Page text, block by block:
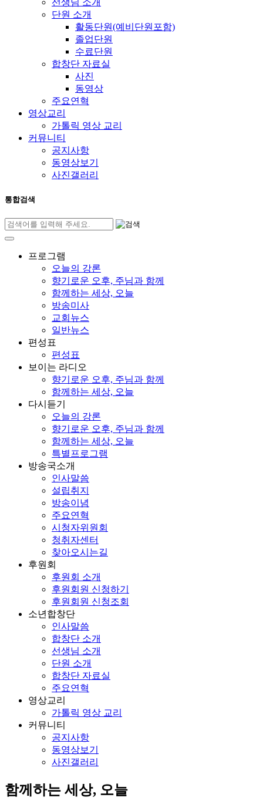
단원 소개
활동단원(예비단원포함)
졸업단원
수료단원
합창단 자료실
사진
동영상
주요연혁
영상교리
가톨릭 영상 교리
커뮤니티
공지사항
동영상보기
사진갤러리
통합검색
프로그램
오늘의 강론
향기로운 오후, 주님과 함께
함께하는 세상, 오늘
방송미사
교회뉴스
일반뉴스
편성표
편성표
보이는 라디오
향기로운 오후, 주님과 함께
함께하는 세상, 오늘
다시듣기
오늘의 강론
향기로운 오후, 주님과 함께
함께하는 세상, 오늘
특별프로그램
방송국소개
인사말씀
설립취지
방송이념
주요연혁
시청자위원회
청취자센터
찾아오시는길
후원회
후원회 소개
후원회원 신청하기
후원회원 신청조회
소년합창단
인사말씀
합창단 소개
선생님 소개
단원 소개
합창단 자료실
주요연혁
영상교리
가톨릭 영상 교리
커뮤니티
공지사항
동영상보기
사진갤러리
함께하는 세상, 오늘